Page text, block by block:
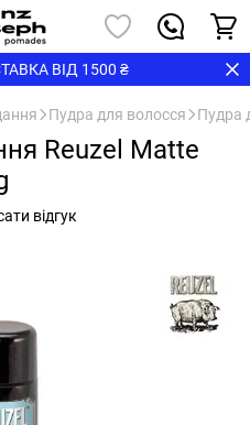
ВІД 1500 ₴
Пудра для волосся Пудра
Reuzel Matte
відгук